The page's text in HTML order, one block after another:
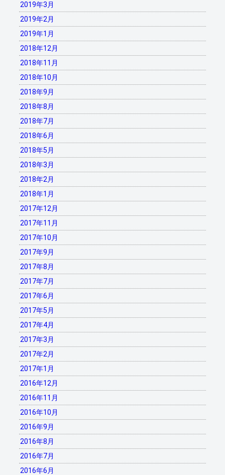
2019年3月
2019年2月
2019年1月
2018年12月
2018年11月
2018年10月
2018年9月
2018年8月
2018年7月
2018年6月
2018年5月
2018年3月
2018年2月
2018年1月
2017年12月
2017年11月
2017年10月
2017年9月
2017年8月
2017年7月
2017年6月
2017年5月
2017年4月
2017年3月
2017年2月
2017年1月
2016年12月
2016年11月
2016年10月
2016年9月
2016年8月
2016年7月
2016年6月